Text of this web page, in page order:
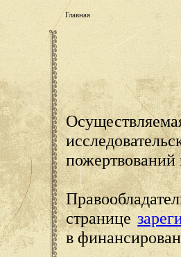
Главная
пожертвований
странице
в